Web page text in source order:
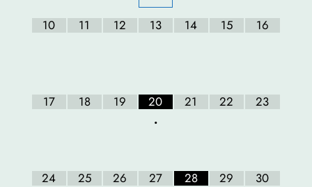
10 11 12 13 14 15 16
17 18 19
20
•
21 22 23
24 25 26 27
28
29 30